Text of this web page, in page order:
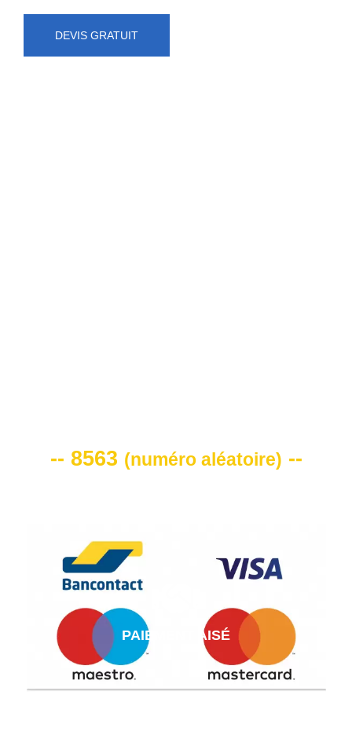
DEVIS GRATUIT
-- 8563 (numéro aléatoire) --
PAIEMENT AISÉ